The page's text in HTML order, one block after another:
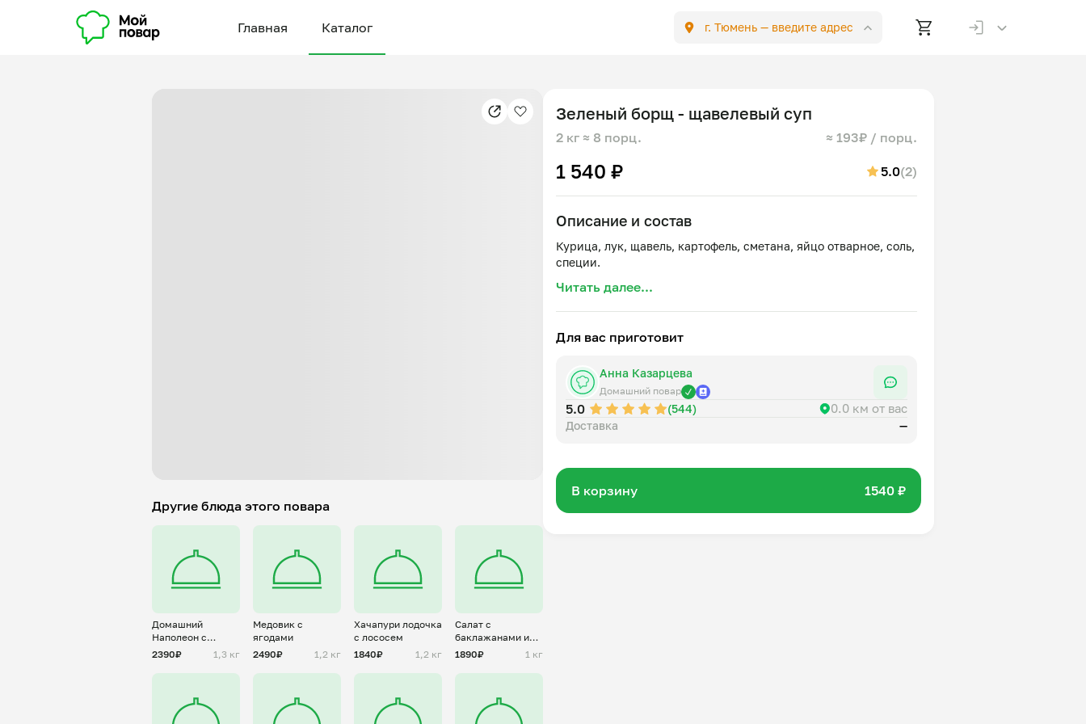
Главная Каталог г. Тюмень — введите адрес
Другие блюда этого повара
Домашний
Наполеон с
ягодами
2390₽ 1,3 кг
Медовик с
ягодами
2490₽
1,2 кг
Хачапури лодочка
с лососем
1840₽
1,2 кг
Салат с
баклажанами и
творожным
1890₽ 1 кг
Зеленый борщ - щавелевый суп
2 кг ≈ 8 порц. ≈ 193₽ / порц.
1 540 ₽ 5.0(2)
Описание и состав
Курица, лук, щавель, картофель, сметана, яйцо отварное, соль,
Читать далее...
Для вас приготовит
Анна Казарцева
Домашний повар
5.0 (544) 0.0 км от вас
Доставка —
В корзину 1540 ₽